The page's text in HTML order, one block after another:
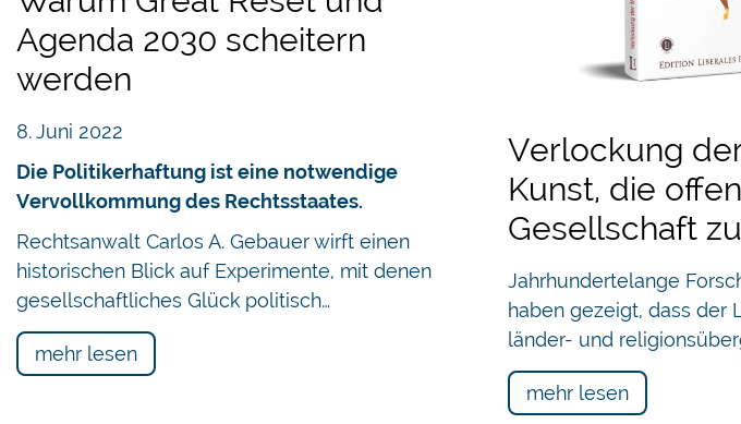
Agenda 2030 scheitern
werden
8. Juni 2022
Die Politikerhaftung ist eine notwendige
Vervollkommung des Rechtsstaates.
Rechtsanwalt Carlos A. Gebauer wirft einen
historischen Blick auf Experimente, mit denen
gesellschaftliches Glück politisch…
mehr lesen
Verlockung
Kunst, die
Gesellschaft
Jahrhundertelange
haben gezeigt, dass der
länder- und
mehr lesen